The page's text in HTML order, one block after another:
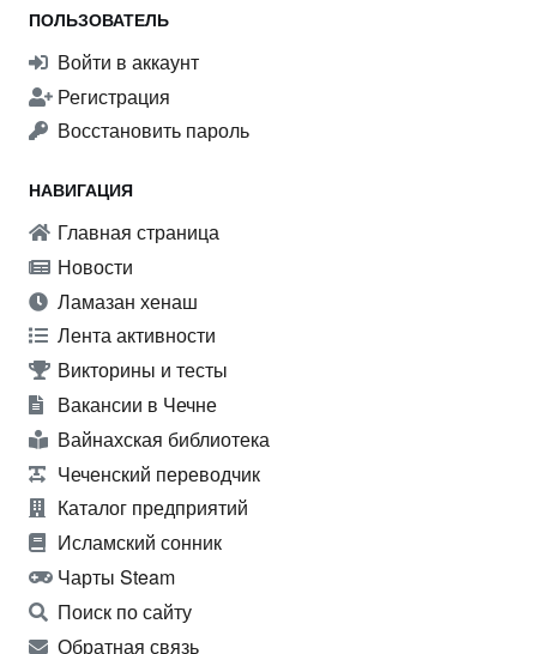
ПОЛЬЗОВАТЕЛЬ
Войти в аккаунт
Регистрация
Восстановить пароль
НАВИГАЦИЯ
Главная страница
Новости
Ламазан хенаш
Лента активности
Викторины и тесты
Вакансии в Чечне
Вайнахская библиотека
Чеченский переводчик
Каталог предприятий
Исламский сонник
Чарты Steam
Поиск по сайту
Обратная связь